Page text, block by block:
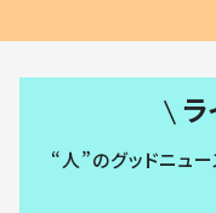
ラ
“人”のグッドニュ